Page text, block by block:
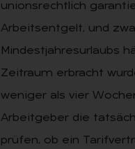
unionsrechtlich
Arbeitsentgelt, und
Mindestjahresurlaubs
Zeitraum erbracht
weniger als vier
Arbeitgeber die
prüfen, ob ein